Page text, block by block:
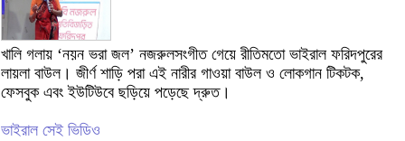
খালি গলায় ‘নয়ন ভরা জল’ নজরুলসংগীত গেয়ে রীতিমতো ভাইরাল ফরিদপুরের
লায়লা বাউল। জীর্ণ শাড়ি পরা এই নারীর গাওয়া বাউল ও লোকগান টিকটক,
ফেসবুক এবং ইউটিউবে ছড়িয়ে পড়েছে দ্রুত।
ভাইরাল সেই ভিডিও